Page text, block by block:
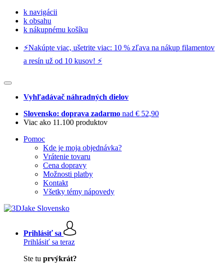
k navigácii
k obsahu
k nákupnému košíku
⚡️Nakúpte viac, ušetrite viac: 10 % zľava na nákup filamentov
a resín už od 10 kusov! ⚡️
Vyhľadávač náhradných dielov
Slovensko: doprava zadarmo nad € 52,90
Viac ako 11.100 produktov
Pomoc
Kde je moja objednávka?
Vrátenie tovaru
Cena dopravy
Možnosti platby
Kontakt
Všetky témy nápovedy
Prihlásiť sa
Prihlásiť sa teraz
Ste tu prvýkrát?